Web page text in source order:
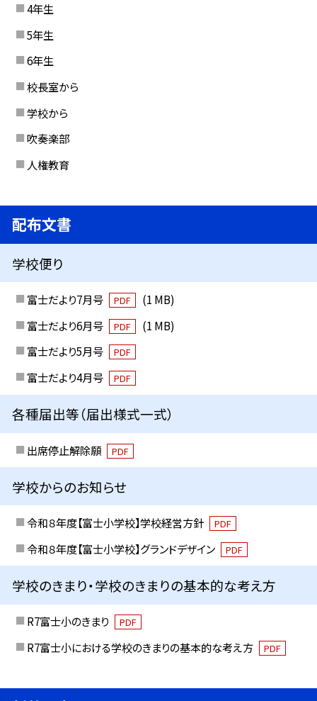
4年生
5年生
6年生
校長室から
学校から
吹奏楽部
人権教育
配布文書
学校便り
富士だより7月号 PDF
(1 MB)
富士だより6月号
PDF
(1 MB)
富士だより5月号
PDF
富士だより4月号 PDF
各種届出等（届出様式一式）
出席停止解除願 PDF
学校からのお知らせ
令和８年度【富士小学校】学校経営方針 PDF
令和８年度【富士小学校】グランドデザイン PDF
学校のきまり・学校のきまりの基本的な考え方
R7富士小のきまり PDF
R7富士小における学校のきまりの基本的な考え方 PDF